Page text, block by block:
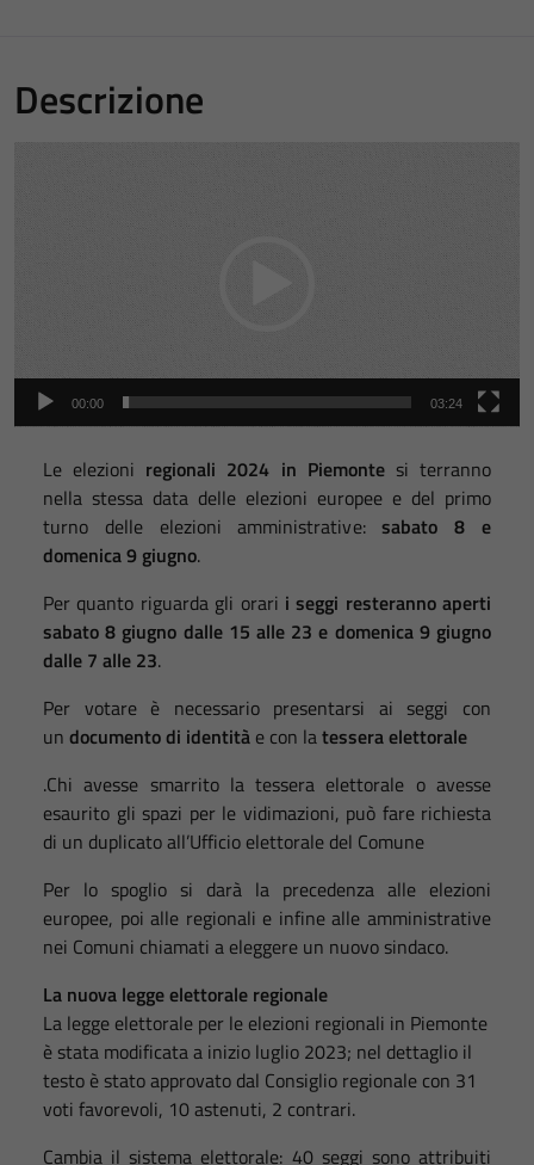
Descrizione
Video
Player
00:00 03:24
Le elezioni regionali 2024 in Piemontesi terranno
nella stessa data delle elezioni europee e del primo
turno delle elezioni amministrative:sabato 8 e
domenica 9 giugno.
Per quanto riguarda gli orari i seggi resteranno aperti
sabato 8 giugno dalle 15 alle 23 e domenica 9 giugno
dalle 7 alle 23.
Per votare è necessario presentarsi ai seggi con
un documento di identità e con latessera elettorale
.Chi avesse smarrito la tessera elettorale o avesse
esaurito gli spazi per le vidimazioni, può fare richiesta
di un duplicato all’Ufficio elettorale del Comune
Per lo spoglio si darà la precedenza alle elezioni
europee, poi alle regionali e infine alle amministrative
nei Comuni chiamati a eleggere un nuovo sindaco.
La nuova legge elettorale regionale
La legge elettorale per le elezioni regionali in Piemonte
è stata modificata a inizio luglio 2023; nel dettaglio il
testo è stato approvato dal Consiglio regionale con 31
voti favorevoli, 10 astenuti, 2 contrari.
Cambia il sistema elettorale: 40 seggi sono attribuiti